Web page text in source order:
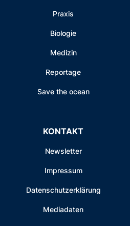
Praxis
Biologie
Medizin
Reportage
Save the ocean
KONTAKT
Newsletter
Impressum
Datenschutzerklärung
Mediadaten